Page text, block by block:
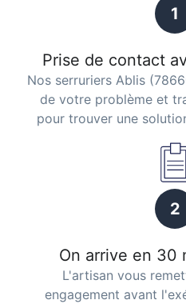
1
Prise de contact
Nos serruriers Ablis
de votre problème et
pour trouver une
2
On arrive en 30
L'artisan vous
engagement avant